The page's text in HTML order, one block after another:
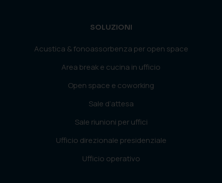
SOLUZIONI
Acustica & fonoassorbenza per open space
Area break e cucina in ufficio
Open space e coworking
Sale d’attesa
Sale riunioni per uffici
Ufficio direzionale presidenziale
Ufficio operativo